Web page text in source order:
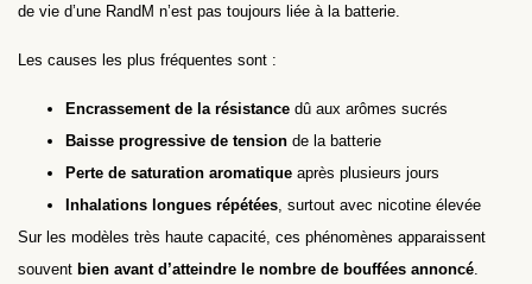
de vie d’une RandM n’est pas toujours liée à la batterie.
Les causes les plus fréquentes sont :
Encrassement de la résistance dû aux arômes sucrés
Baisse progressive de tension de la batterie
Perte de saturation aromatique après plusieurs jours
Inhalations longues répétées, surtout avec nicotine élevée
Sur les modèles très haute capacité, ces phénomènes apparaissent
souvent bien avant d’atteindre le nombre de bouffées annoncé.